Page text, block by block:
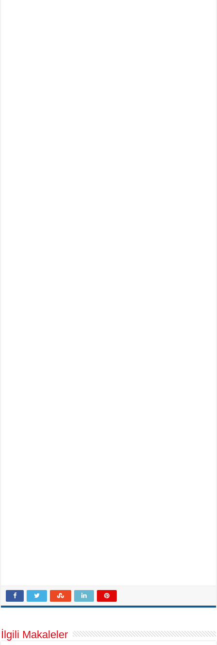
İlgili Makaleler